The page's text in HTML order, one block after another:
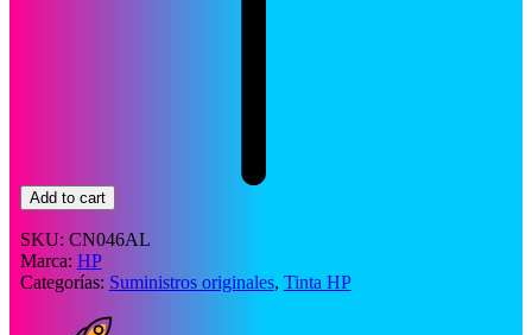
Add to cart
SKU: CN046AL
Marca: HP
Categorías: Suministros originales, Tinta HP